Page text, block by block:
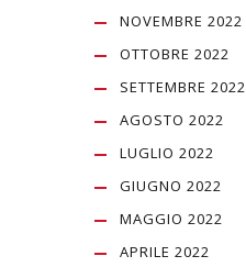
NOVEMBRE 2022
OTTOBRE 2022
SETTEMBRE 2022
AGOSTO 2022
LUGLIO 2022
GIUGNO 2022
MAGGIO 2022
APRILE 2022